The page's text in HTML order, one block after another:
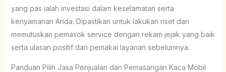
yang pas ialah investasi dalam keselamatan serta
kenyamanan Anda. Dipastikan untuk lakukan riset dan
memutuskan pemasok service dengan rekam jejak yang baik
serta ulasan positif dari pemakai layanan sebelumnya.
Panduan Pilih Jasa Penjualan dan Pemasangan Kaca Mobil